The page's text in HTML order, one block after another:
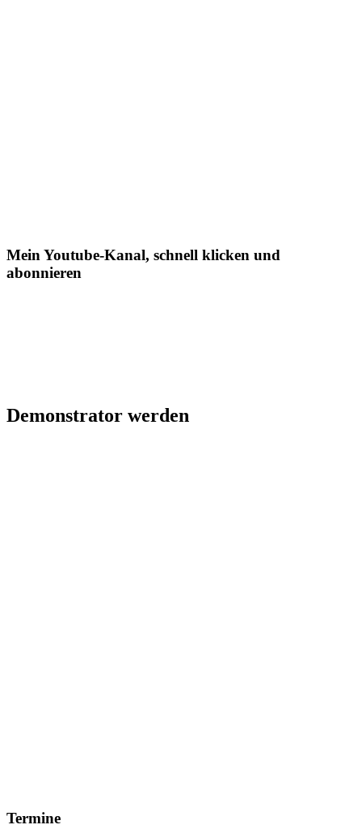
Mein Youtube-Kanal, schnell klicken und
abonnieren
Demonstrator werden
Termine